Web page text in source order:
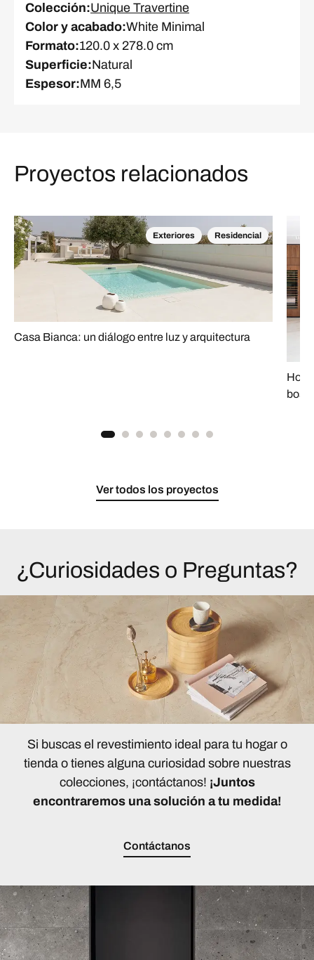
Colección:Unique Travertine
Color y acabado:White Minimal
Formato:120.0 x 278.0 cm
Superficie:Natural
Espesor:MM 6,5
Proyectos relacionados
Exteriores Residencial
Casa Bianca: un diálogo entre luz y arquitectura
Ver todos los proyectos
¿Curiosidades o Preguntas?
Si buscas el revestimiento ideal para tu hogar o
tienda o tienes alguna curiosidad sobre nuestras
colecciones, ¡contáctanos! ¡Juntos
encontraremos una solución a tu medida!
Contáctanos